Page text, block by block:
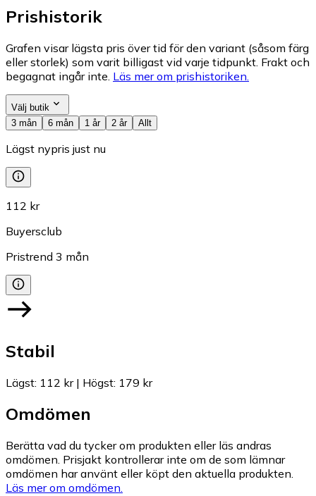
Prishistorik
Grafen visar lägsta pris över tid för den variant (såsom färg
eller storlek) som varit billigast vid varje tidpunkt. Frakt och
begagnat ingår inte. Läs mer om prishistoriken.
Välj butik
3 mån
6 mån 1 år 2 år Allt
Lägst nypris just nu
112 kr
Buyersclub
Pristrend 3 mån
Stabil
Lägst: 112 kr| Högst: 179 kr
Omdömen
Berätta vad du tycker om produkten eller läs andras
omdömen. Prisjakt kontrollerar inte om de som lämnar
omdömen har använt eller köpt den aktuella produkten.
Läs mer om omdömen.